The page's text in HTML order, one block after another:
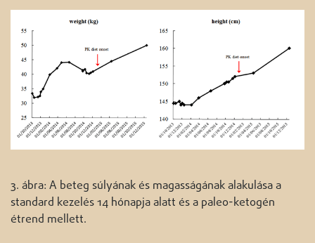
3. ábra: A beteg súlyának és magasságának alakulása a
standard kezelés 14 hónapja alatt és a paleo-ketogén
étrend mellett.